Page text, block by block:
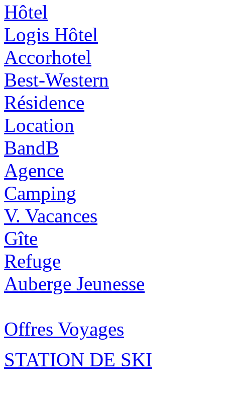
Hôtel
Logis Hôtel
Accorhotel
Best-Western
Résidence
Location
BandB
Agence
Camping
V. Vacances
Gîte
Refuge
Auberge Jeunesse
Offres Voyages
STATION DE SKI